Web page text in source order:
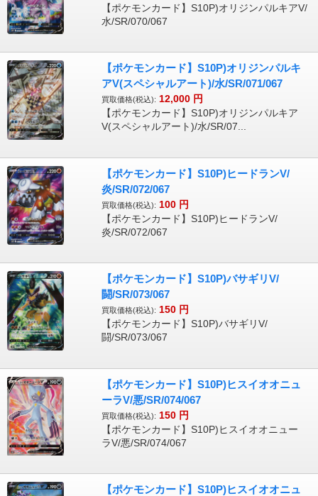
【ポケモンカード】S10P)オリジンパルキアV/
水/SR/070/067
【ポケモンカード】S10P)オリジンパルキ
アV(スペシャルアート)/水/SR/071/067
買取価格(税込): 12,000 円
【ポケモンカード】S10P)オリジンパルキア
V(スペシャルアート)/水/SR/07...
【ポケモンカード】S10P)ヒードランV/
炎/SR/072/067
買取価格(税込): 100 円
【ポケモンカード】S10P)ヒードランV/
炎/SR/072/067
【ポケモンカード】S10P)バサギリV/
闘/SR/073/067
買取価格(税込): 150 円
【ポケモンカード】S10P)バサギリV/
闘/SR/073/067
【ポケモンカード】S10P)ヒスイオオニュ
ーラV/悪/SR/074/067
買取価格(税込): 150 円
【ポケモンカード】S10P)ヒスイオオニュー
ラV/悪/SR/074/067
【ポケモンカード】S10P)ヒスイオオニュ